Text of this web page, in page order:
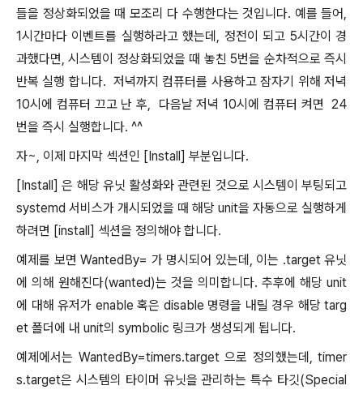
들을 정상화되었을 때 모조리 다 수행한다는 것입니다. 예를 들어,
1시간마다 이벤트를 실행하라고 했는데, 정전이 되고 5시간이 경
과했다면, 시스템이 정상화되었을 때 놓친 5번을 순차적으로 즉시
반복 실행 합니다. 저녁까지 컴퓨터를 사용하고 잠자기 위해 저녁
10시에 컴퓨터 끄고 난 후, 다음날 저녁 10시에 컴퓨터 켜면 24
번을 즉시 실행합니다. ^^
자~, 이제 마지막 섹션인 [Install] 부분입니다.
[Install] 은 해당 유닛 활성화와 관련된 것으로 시스템이 부팅되고
systemd 서비스가 개시되었을 때 해당 unit을 자동으로 실행하게
하려면 [install] 섹션을 정의해야 합니다.
예제를 보면 WantedBy= 가 명시되어 있는데, 이는 .target 유닛
에 의해 원해진다(wanted)는 것을 의미합니다. 추후에 해당 unit
에 대해 유저가 enable 혹은 disable 명령을 내릴 경우 해당 targ
et 폴더에 내 unit의 symbolic 링크가 생성되게 됩니다.
예제에서는 WantedBy=timers.target 으로 정의했는데, timer
s.target은 시스템의 타이머 유닛을 관리하는 특수 타깃(Special